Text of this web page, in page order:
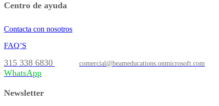
Centro de ayuda
Contacta con nosotros
FAQ’S
315 338 6830 comercial@beameducations.onmicrosoft.com
WhatsApp
Newsletter